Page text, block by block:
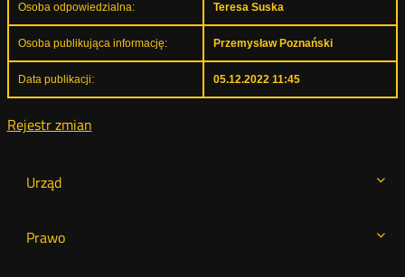
Urząd
Prawo
Osoba odpowiedzialna: Teresa Suska
Osoba publikująca informację: Przemysław Poznański
Data publikacji: 05.12.2022 11:45
Rejestr zmian